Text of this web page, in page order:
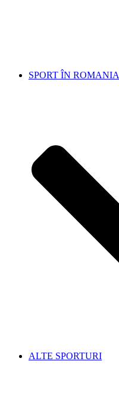
SPORT ÎN ROMANIA
ALTE SPORTURI